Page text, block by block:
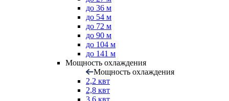
до 36 м
до 54 м
до 72 м
до 90 м
до 104 м
до 141 м
Мощность охлаждения
Мощность охлаждения
2,2 квт
2,8 квт
3,6 квт